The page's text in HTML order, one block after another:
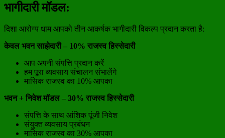
भागीदारी मॉडल:
दिशा आरोग्य धाम आपको तीन आकर्षक भागीदारी विकल्प प्रदान करता है:
केवल भवन साझेदारी – 10% राजस्व हिस्सेदारी
आप अपनी संपत्ति प्रदान करें
हम पूरा व्यवसाय संचालन संभालेंगे
मासिक राजस्व का 10% आपका
भवन + निवेश मॉडल – 30% राजस्व हिस्सेदारी
संपत्ति के साथ आंशिक पूंजी निवेश
संयुक्त व्यवसाय प्रबंधन
मासिक राजस्व का 30% आपका